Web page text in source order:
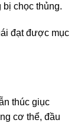
bị chọc thủng.
đạt được mục
thúc giục
cơ thể, đầu